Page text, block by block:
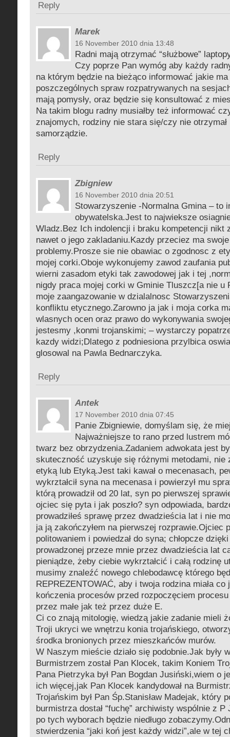
Reply
Marek
16 November 2010 dnia 13:48
Radni mają otrzymać “służbowe”
Czy poprze Pan wymóg aby każdy
na którym będzie na bieżąco informować jakie
poszczególnych spraw rozpatrywanych na
mają pomysły, oraz będzie się konsultować z
Na takim blogu radny musiałby też informować
znajomych, rodziny nie stara się/czy nie otrzymał
samorządzie.
Reply
Zbigniew
16 November 2010 dnia 20:51
Stowarzyszenie -Normalna Gmina – to
obywatelska.Jest to najwieksze
Wladz.Bez Ich indolencji i braku kompetencji nikt
nawet o jego zakladaniu.Kazdy przeciez ma
problemy.Prosze sie nie obawiac o zgodnosc z
mojej corki.Oboje wykonujemy zawod zaufania
wierni zasadom etyki tak zawodowej jak i tej
nigdy praca mojej corki w Gminie Tluszcz[a nie u
moje zaangazowanie w dzialalnosc
konfliktu etycznego.Zarowno ja jak i moja corka
wlasnych ocen oraz prawo do wykonywania
jestesmy ,konmi trojanskimi; – wystarczy
kazdy widzi;Dlatego z podniesiona przylbica
glosowal na Pawla Bednarczyka.
Reply
Antek
17 November 2010 dnia 07:45
Panie Zbigniewie, domyślam się, że
Najważniejsze to rano przed lustrem
twarz bez obrzydzenia.Zadaniem adwokata jest
skuteczność uzyskuje się różnymi metodami, nie
etyką lub Etyką.Jest taki kawał o mecenasach,
wykrztałcił syna na mecenasa i powierzył mu
którą prowadził od 20 lat, syn po pierwszej
ojciec się pyta i jak poszło? syn odpowiada,
prowadziłeś sprawę przez dwadzieścia lat i nie
ja ją zakończyłem na pierwszej rozprawie.Ojciec
politowaniem i powiedzał do syna; chłopcze
prowadzonej przeze mnie przez dwadzieścia lat
pieniądze, żeby ciebie wykrztałcić i całą rodzinę
musimy znaleźć nowego chlebodawcę którego
REPREZENTOWAĆ, aby i twoja rodzina miała
kończenia procesów przed rozpoczęciem
przez małe jak też przez duże E.
Ci co znają mitologię, wiedzą jakie zadanie mieli
Troji ukryci we wnętrzu konia trojańskiego,
środka bronionych przez mieszkańców murów.
W Naszym mieście działo się podobnie.Jak były
Burmistrzem został Pan Klocek, takim Koniem
Pana Pietrzyka był Pan Bogdan Jusiński,wiem o
ich więcej,jak Pan Klocek kandydował na
Trojańskim był Pan Śp.Stanisław Madejak, który
burmistrza dostał “fuchę” archiwisty wspólnie z
po tych wyborach będzie niedługo
stwierdzenia “jaki koń jest każdy widzi”,ale w tej